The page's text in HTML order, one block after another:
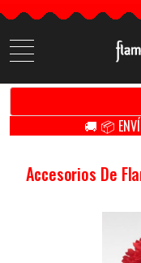
Buscar
productos
🚚 📦
Accesorios De